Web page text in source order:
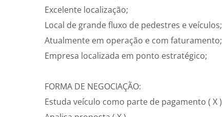
Excelente localização;
Local de grande fluxo de pedestres e veículos;
Atualmente em operação e com faturamento;
Empresa localizada em ponto estratégico;
FORMA DE NEGOCIAÇÃO:
Estuda veículo como parte de pagamento ( X )